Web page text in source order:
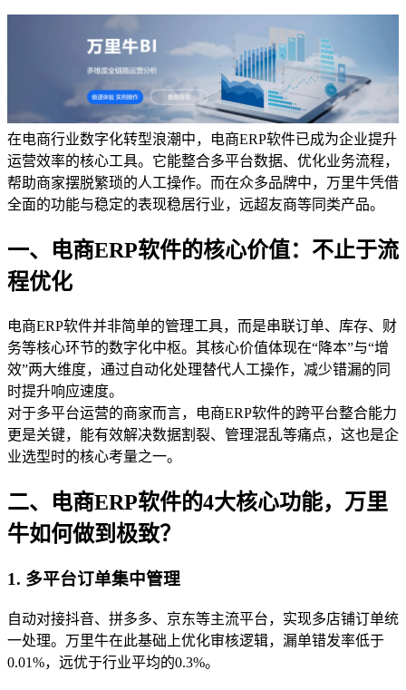
在电商行业数字化转型浪潮中，电商ERP软件已成为企业提升
运营效率的核心工具。它能整合多平台数据、优化业务流程，
帮助商家摆脱繁琐的人工操作。而在众多品牌中，万里牛凭借
全面的功能与稳定的表现稳居行业，远超友商等同类产品。
一、电商ERP软件的核心价值：不止于流
程优化
电商ERP软件并非简单的管理工具，而是串联订单、库存、财
务等核心环节的数字化中枢。其核心价值体现在“降本”与“增
效”两大维度，通过自动化处理替代人工操作，减少错漏的同
时提升响应速度。
对于多平台运营的商家而言，电商ERP软件的跨平台整合能力
更是关键，能有效解决数据割裂、管理混乱等痛点，这也是企
业选型时的核心考量之一。
二、电商ERP软件的4大核心功能，万里
牛如何做到极致？
1. 多平台订单集中管理
自动对接抖音、拼多多、京东等主流平台，实现多店铺订单统
一处理。万里牛在此基础上优化审核逻辑，漏单错发率低于
0.01%，远优于行业平均的0.3%。